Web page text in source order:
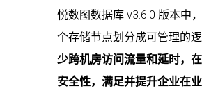
悦数图数据库 v3.6.0 版本中
个存储节点划分成可管理的
少跨机房访问流量和延时，
安全性，满足并提升企业在